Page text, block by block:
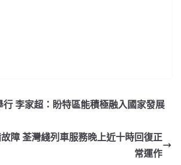
行 李家超：盼特區能積極融入國家發展
障 荃灣綫列車服務晚上近十時回復正
常運作